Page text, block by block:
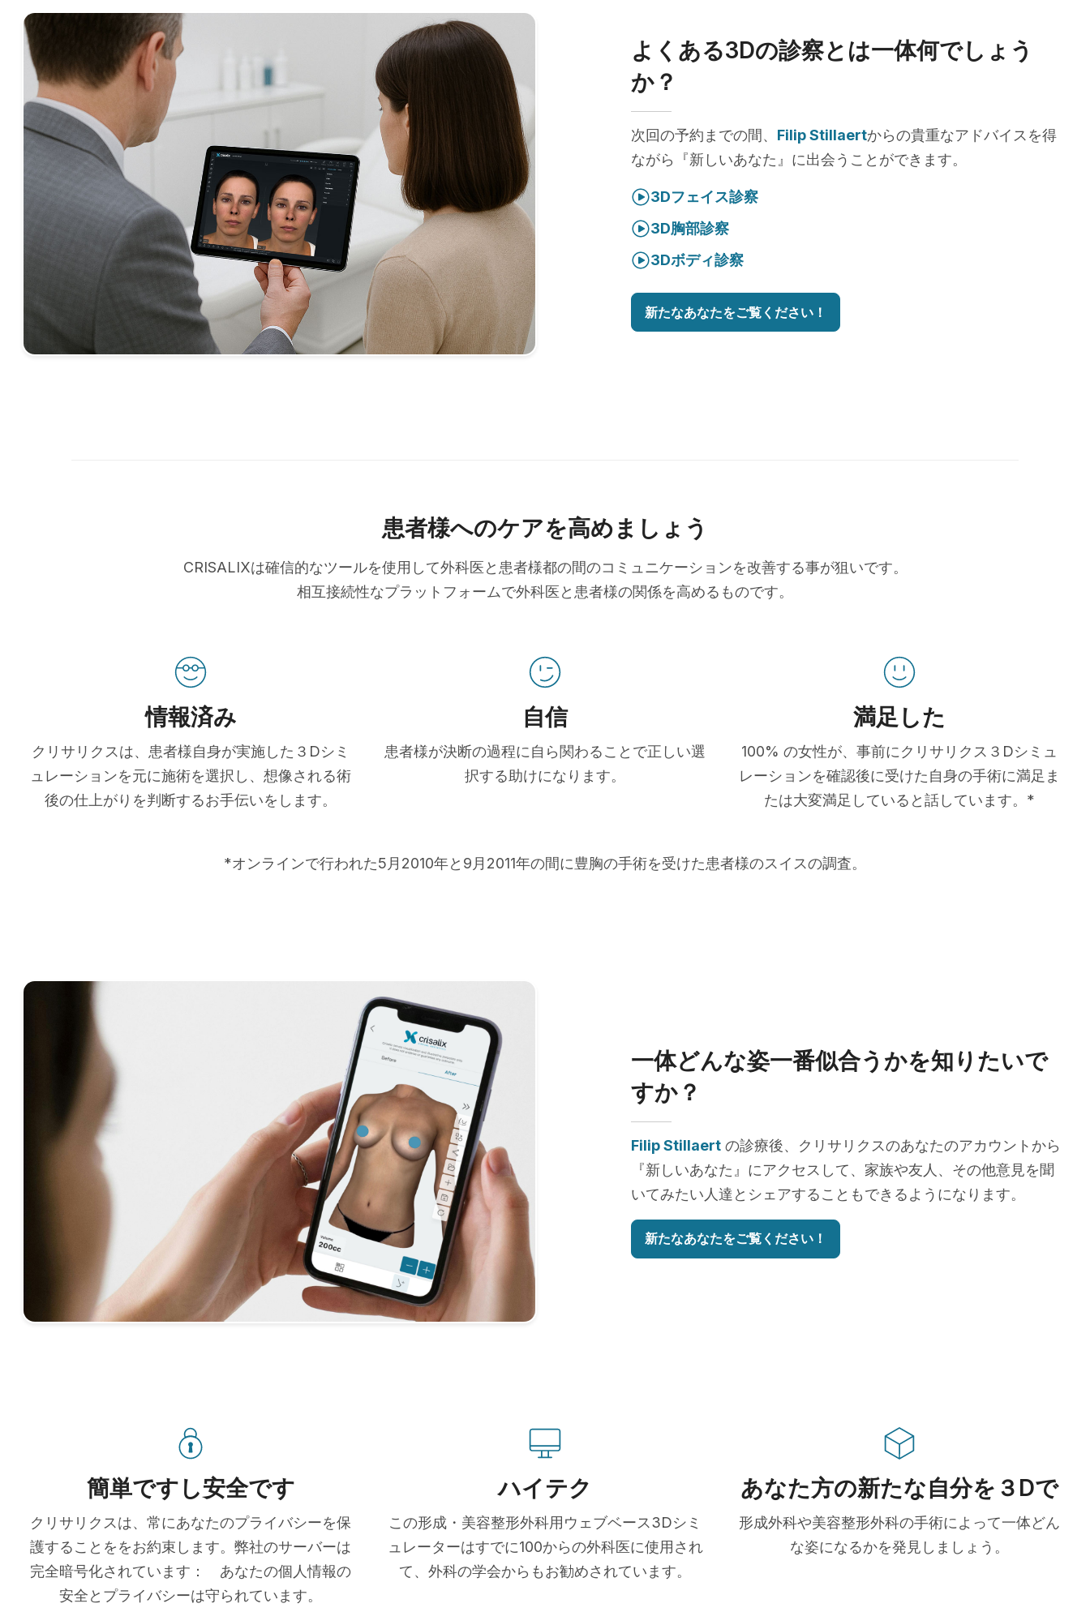
よくある3Dの診察とは一体何でしょう
か？
次回の予約までの間、 Filip Stillaertからの貴重なアドバイスを得
ながら『新しいあなた』に出会うことができます。
3Dフェイス診察
3D胸部診察
3Dボディ診察
新たなあなたをご覧ください！
患者様へのケアを高めましょう
CRISALIXは確信的なツールを使用して外科医と患者様都の間のコミュニケーションを改善する事が狙いです。
相互接続性なプラットフォームで外科医と患者様の関係を高めるものです。
情報済み
クリサリクスは、患者様自身が実施した３Dシミ
ュレーションを元に施術を選択し、想像される術
後の仕上がりを判断するお手伝いをします。
自信
患者様が決断の過程に自ら関わることで正しい選
択する助けになります。
満足した
100% の女性が、事前にクリサリクス３Dシミュ
レーションを確認後に受けた自身の手術に満足ま
たは大変満足していると話しています。*
*オンラインで行われた5月2010年と9月2011年の間に豊胸の手術を受けた患者様のスイスの調査。
一体どんな姿一番似合うかを知りたいで
すか？
Filip Stillaert の診療後、クリサリクスのあなたのアカウントから
『新しいあなた』にアクセスして、家族や友人、その他意見を聞
いてみたい人達とシェアすることもできるようになります。
新たなあなたをご覧ください！
簡単ですし安全です
クリサリクスは、常にあなたのプライバシーを保
護することををお約束します。弊社のサーバーは
完全暗号化されています： あなたの個人情報の
安全とプライバシーは守られています。
ハイテク
この形成・美容整形外科用ウェブベース3Dシミ
ュレーターはすでに100からの外科医に使用され
て、外科の学会からもお勧めされています。
あなた方の新たな自分を３Dで
形成外科や美容整形外科の手術によって一体どん
な姿になるかを発見しましょう。